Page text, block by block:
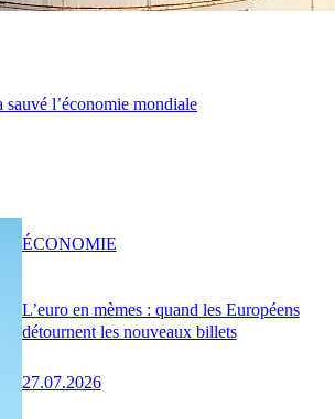
l’économie mondiale
L’euro en mèmes : quand les Européens
détournent les nouveaux billets
27.07.2026
ÉCONOMIE